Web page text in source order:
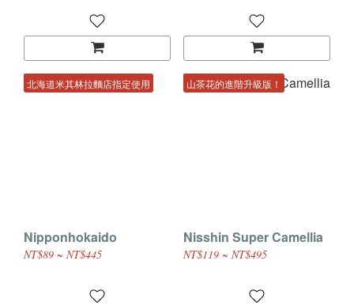
北海道米其林拉麵店指定使用
Nipponhokaido
NT$89 ~ NT$445
山茶花的進階升級版！
Nisshin Super Camellia
NT$119 ~ NT$495